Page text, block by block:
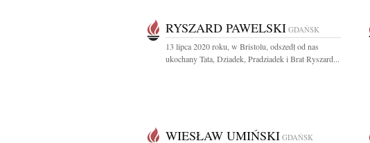
RYSZARD PAWELSKI GDAŃSK
13 lipca 2020 roku, w Bristolu, odszedł od nas
ukochany Tata, Dziadek, Pradziadek i Brat Ryszard...
WIESŁAW UMIŃSKI GDAŃSK